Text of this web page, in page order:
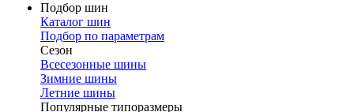
Подбор шин
Каталог шин
Подбор по параметрам
Сезон
Всесезонные шины
Зимние шины
Летние шины
Популярные типоразмеры